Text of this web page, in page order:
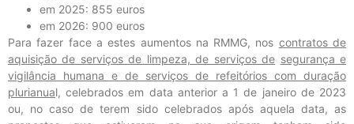
em 2025: 855 euros
em 2026: 900 euros
Para fazer face a estes aumentos na RMMG, nos contratos de
aquisição de serviços de limpeza, de serviços de segurança e
vigilância humana e de serviços de refeitórios com duração
plurianual, celebrados em data anterior a 1 de janeiro de 2023
ou, no caso de terem sido celebrados após aquela data, as